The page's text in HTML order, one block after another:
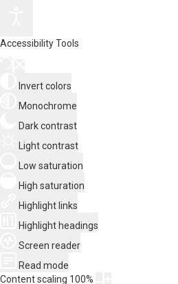
Accessibility Tools
Invert colors
Monochrome
Dark contrast
Light contrast
Low saturation
High saturation
Highlight links
Highlight headings
Screen reader
Read mode
Content scaling 100%